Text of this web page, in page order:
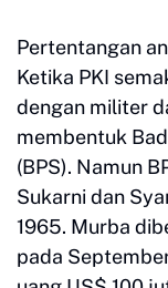
Pertentangan
Ketika PKI
dengan militer
membentuk
(BPS). Namun
Sukarni dan
1965. Murba
pada